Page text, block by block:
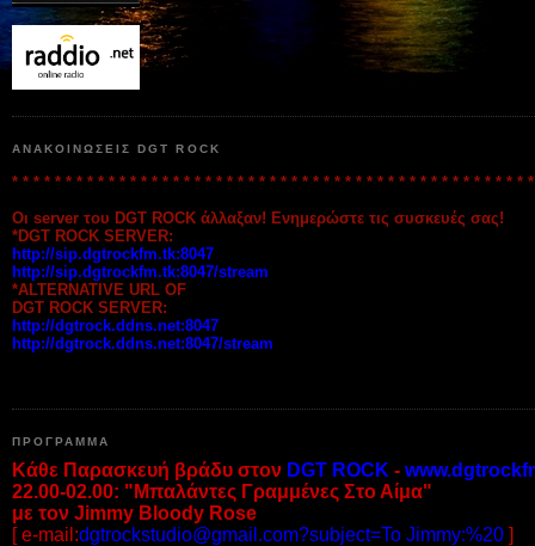
ΑΝΑΚΟΙΝΩΣΕΙΣ DGT ROCK
* * * * * * * * * * * * * * * * * * * * * * * * * * * * * * * * * * * * * * * * * * * * * * * *
Οι server του DGT ROCK άλλαξαν! Ενημερώστε τις συσκευές σας!
*DGT ROCK SERVER:
http://sip.dgtrockfm.tk:8047
http://sip.dgtrockfm.tk:8047/stream
*ALTERNATIVE URL OF
DGT ROCK SERVER:
http://dgtrock.ddns.net:8047
http://dgtrock.ddns.net:8047/stream
ΠΡΟΓΡΑΜΜΑ
Κάθε Παρασκευή βράδυ στον DGT ROCK -
22.00-02.00: "Μπαλάντες Γραμμένες Στο Αίμα"
με τον Jimmy Bloody Rose
[ e-mail:dgtrockstudio@gmail.com?subject=To Jimmy:%20 ]